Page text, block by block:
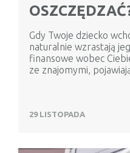
Gdy Twoje dziecko
naturalnie wzrastają
finansowe wobec
ze znajomymi,
29 LISTOPADA